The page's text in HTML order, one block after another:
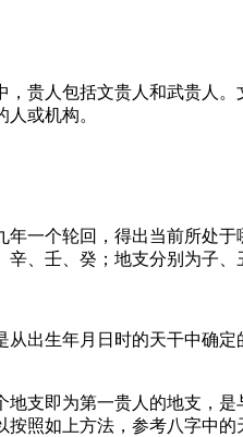
贵人包括文贵人和武贵人
或机构。
一个轮回，得出当前所处于
、壬、癸；地支分别为子、
出生年月日时的天干中确
支即为第一贵人的地支，
照如上方法，参考八字中的